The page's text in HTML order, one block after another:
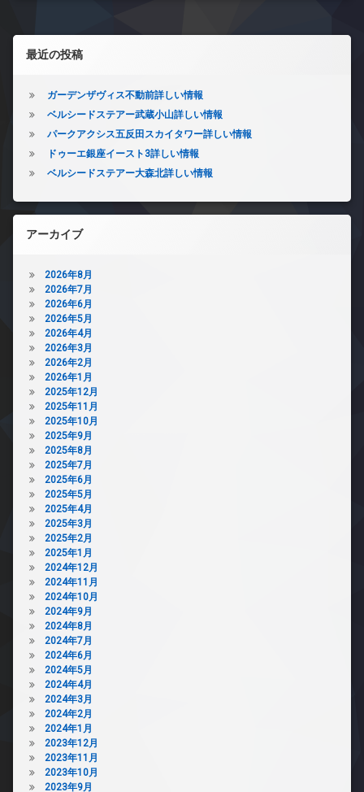
左サイドバー
最近の投稿
ガーデンザヴィス不動前詳しい情報
ベルシードステアー武蔵小山詳しい情報
パークアクシス五反田スカイタワー詳しい情報
ドゥーエ銀座イースト3詳しい情報
ベルシードステアー大森北詳しい情報
アーカイブ
2026年8月
2026年7月
2026年6月
2026年5月
2026年4月
2026年3月
2026年2月
2026年1月
2025年12月
2025年11月
2025年10月
2025年9月
2025年8月
2025年7月
2025年6月
2025年5月
2025年4月
2025年3月
2025年2月
2025年1月
2024年12月
2024年11月
2024年10月
2024年9月
2024年8月
2024年7月
2024年6月
2024年5月
2024年4月
2024年3月
2024年2月
2024年1月
2023年12月
2023年11月
2023年10月
2023年9月